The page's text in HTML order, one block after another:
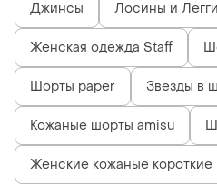
Джинсы Лосины и
Женская одежда Staff
Шорты paper Звезды в
Кожаные шорты amisu
Женские кожаные